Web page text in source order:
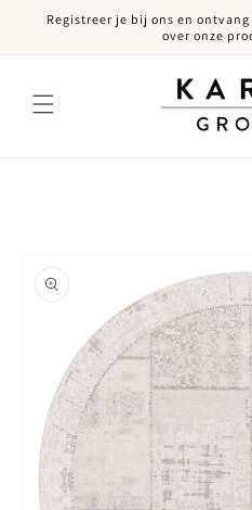
naar de content
Registreer je bij ons en
over onze
naar productinformatie